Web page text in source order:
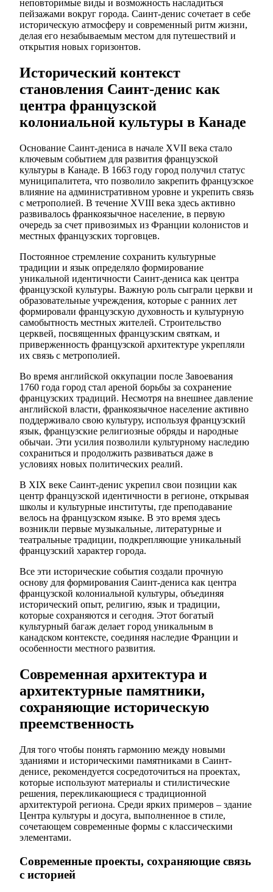
неповторимые виды и возможность насладиться
пейзажами вокруг города. Саинт-денис сочетает в себе
историческую атмосферу и современный ритм жизни,
делая его незабываемым местом для путешествий и
открытия новых горизонтов.
Исторический контекст
становления Саинт-денис как
центра французской
колониальной культуры в Канаде
Основание Саинт-дениса в начале XVII века стало
ключевым событием для развития французской
культуры в Канаде. В 1663 году город получил статус
муниципалитета, что позволило закрепить французское
влияние на административном уровне и укрепить связь
с метрополией. В течение XVIII века здесь активно
развивалось франкоязычное население, в первую
очередь за счет привозимых из Франции колонистов и
местных французских торговцев.
Постоянное стремление сохранить культурные
традиции и язык определяло формирование
уникальной идентичности Саинт-дениса как центра
французской культуры. Важную роль сыграли церкви и
образовательные учреждения, которые с ранних лет
формировали французскую духовность и культурную
самобытность местных жителей. Строительство
церквей, посвященных французским святкам, и
приверженность французской архитектуре укрепляли
их связь с метрополией.
Во время английской оккупации после Завоевания
1760 года город стал ареной борьбы за сохранение
французских традиций. Несмотря на внешнее давление
английской власти, франкоязычное население активно
поддерживало свою культуру, используя французский
язык, французские религиозные обряды и народные
обычаи. Эти усилия позволили культурному наследию
сохраниться и продолжить развиваться даже в
условиях новых политических реалий.
В XIX веке Саинт-денис укрепил свои позиции как
центр французской идентичности в регионе, открывая
школы и культурные институты, где преподавание
велось на французском языке. В это время здесь
возникли первые музыкальные, литературные и
театральные традиции, подкрепляющие уникальный
французский характер города.
Все эти исторические события создали прочную
основу для формирования Саинт-дениса как центра
французской колониальной культуры, объединяя
исторический опыт, религию, язык и традиции,
которые сохраняются и сегодня. Этот богатый
культурный багаж делает город уникальным в
канадском контексте, соединяя наследие Франции и
особенности местного развития.
Современная архитектура и
архитектурные памятники,
сохраняющие историческую
преемственность
Для того чтобы понять гармонию между новыми
зданиями и историческими памятниками в Саинт-
денисе, рекомендуется сосредоточиться на проектах,
которые используют материалы и стилистические
решения, перекликающиеся с традиционной
архитектурой региона. Среди ярких примеров – здание
Центра культуры и досуга, выполненное в стиле,
сочетающем современные формы с классическими
элементами.
Современные проекты, сохраняющие связь
с историей